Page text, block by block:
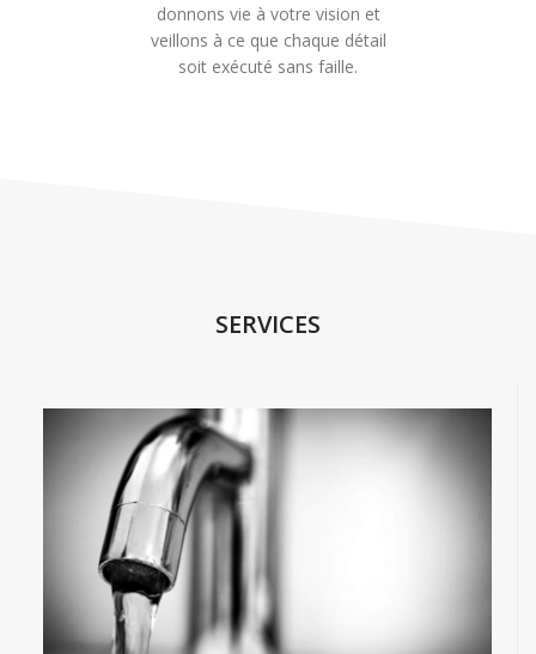
donnons vie à votre vision et
veillons à ce que chaque détail
soit exécuté sans faille.
SERVICES